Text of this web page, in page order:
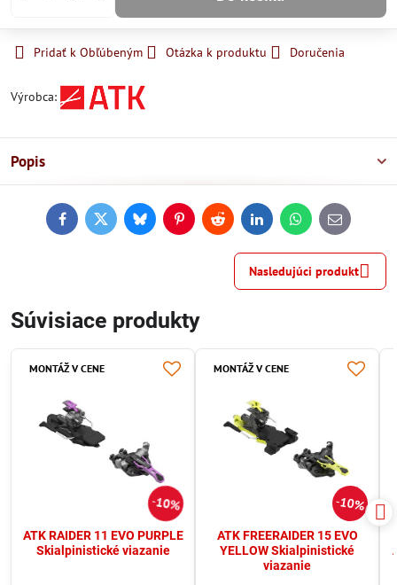
Pridať k Obľúbeným Otázka k produktu Doručenia
Výrobca:
Popis
FacebookTwitterBlueskyPinterestReddit LinkedInWhatsApp
E-
mail
Nasledujúci produkt
Súvisiace produkty
10%
MONTÁŽ V CENE
ATK RAIDER 11 EVO PURPLE
Skialpinistické viazanie
10%
MONTÁŽ V CENE
ATK FREERAIDER 15 EVO
YELLOW Skialpinistické
viazanie